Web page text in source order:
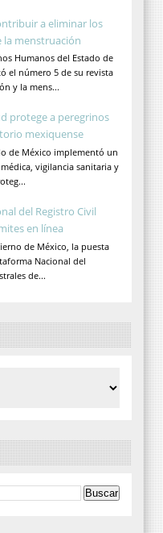
a eliminar los
la menstruación
Humanos del Estado de
el número 5 de su revista
y la mens...
protege a peregrinos
mexiquense
de México implementó un
vigilancia sanitaria y
del Registro Civil
en línea
de México, la puesta
Nacional del
de...